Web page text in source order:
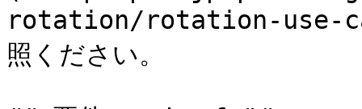
rotation/rotation-use-
照ください。